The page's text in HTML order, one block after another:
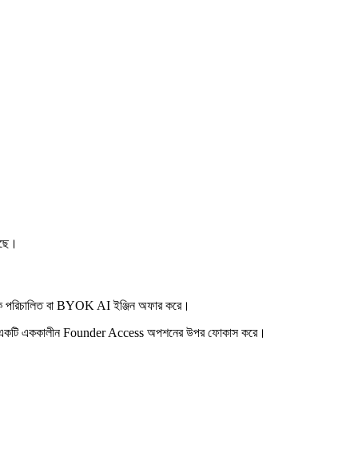
পরিচালিত বা BYOK AI ইঞ্জিন অফার করে।
এবং একটি এককালীন Founder Access অপশনের উপর ফোকাস করে।